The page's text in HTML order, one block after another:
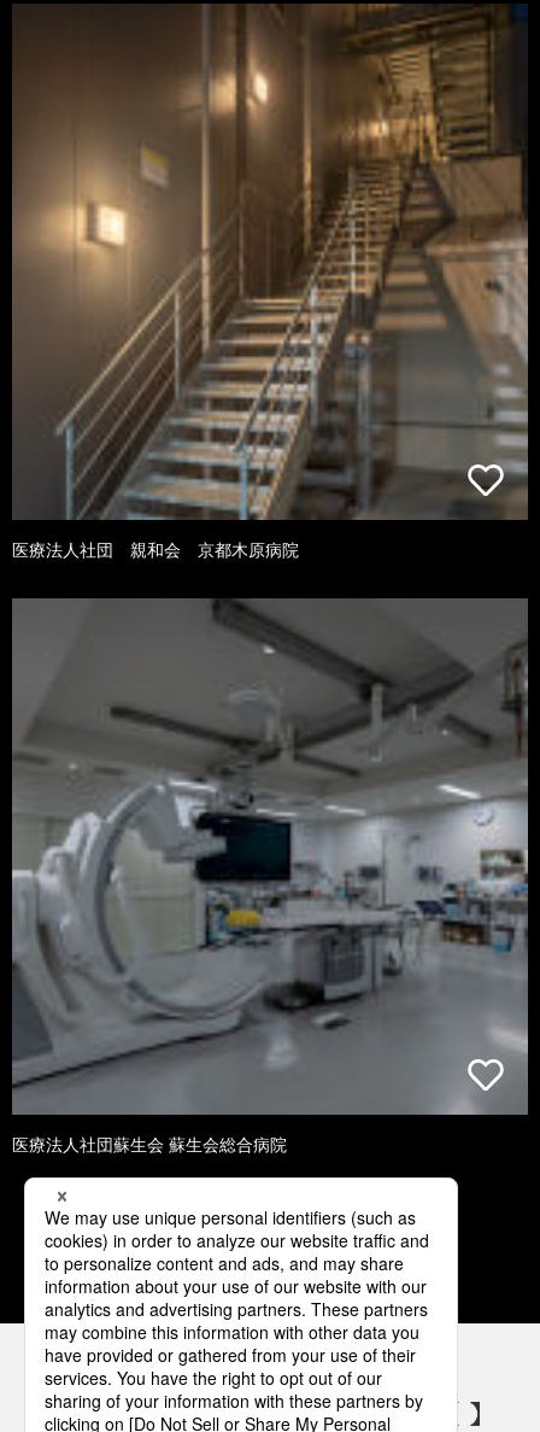
医療法人社団 親和会 京都木原病院
医療法人社団蘇生会 蘇生会総合病院
1 2 3 4 5
パナソニックの電気設備 SNSアカウント